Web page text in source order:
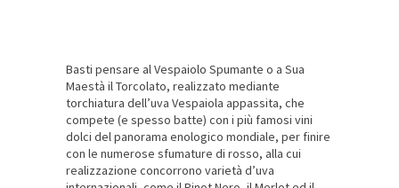
Basti pensare al Vespaiolo Spumante o a Sua
Maestà il Torcolato, realizzato mediante
torchiatura dell’uva Vespaiola appassita, che
compete (e spesso batte) con i più famosi vini
dolci del panorama enologico mondiale, per finire
con le numerose sfumature di rosso, alla cui
realizzazione concorrono varietà d’uva